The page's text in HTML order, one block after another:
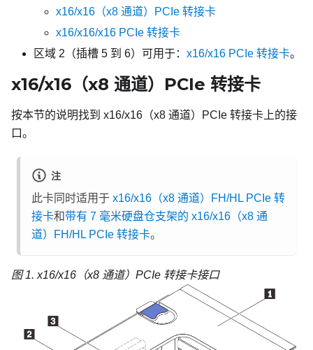
x16/x16（x8 通道）PCIe 转接卡
x16/x16/x16 PCIe 转接卡
区域 2（插槽 5 到 6）可用于： x16/x16 PCIe 转接卡。
x16/x16（x8 通道）PCIe 转接卡
按本节的说明找到 x16/x16（x8 通道）PCIe 转接卡上的接
口。
注
此卡同时适用于 x16/x16（x8 通道）FH/HL PCIe 转
接卡和带有 7 毫米硬盘仓支架的 x16/x16（x8 通
道）FH/HL PCIe 转接卡。
图 1. x16/x16（x8 通道）PCIe 转接卡接口